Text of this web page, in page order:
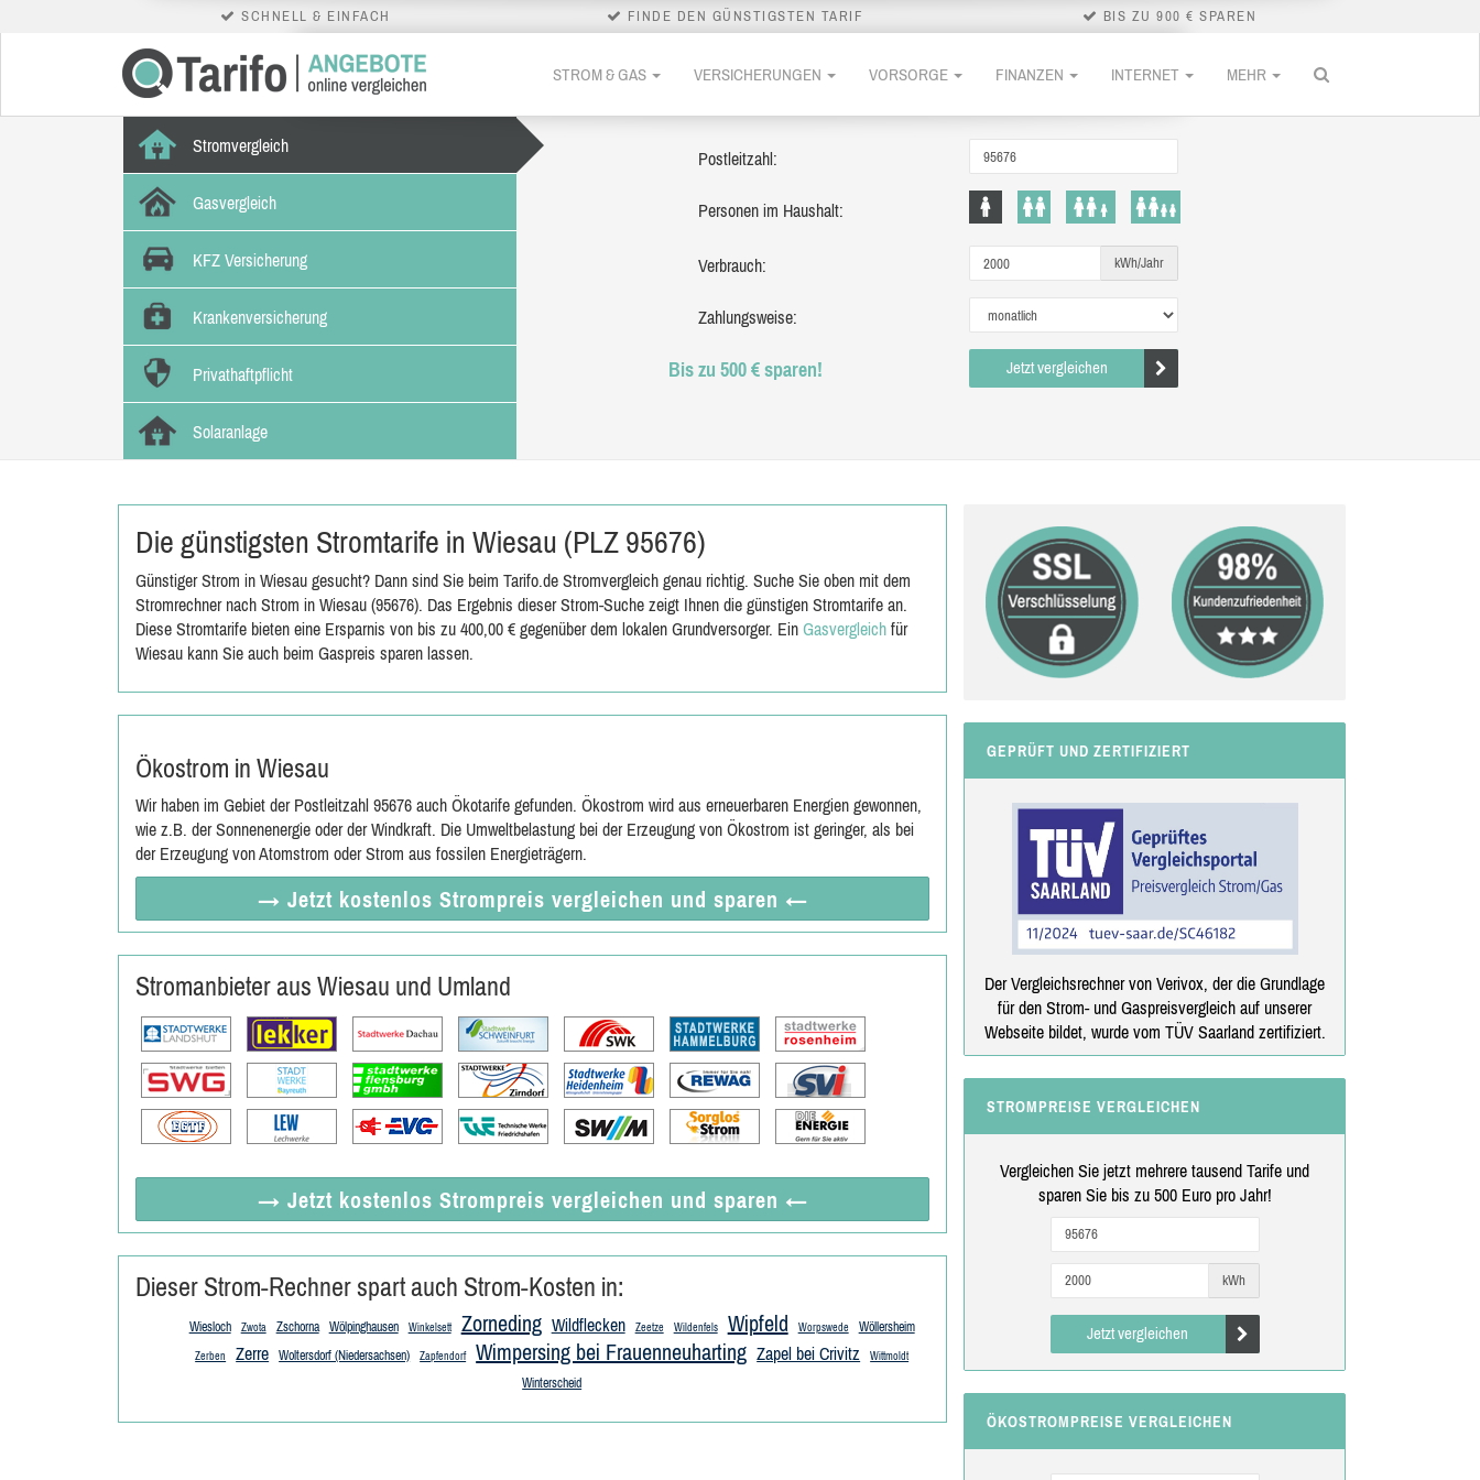
SCHNELL & EINFACH FINDE DEN GÜNSTIGSTEN TARIF BIS ZU 900 € SPAREN
STROM & GAS VERSICHERUNGEN VORSORGE FINANZEN INTERNET MEHR
Stromvergleich
Gasvergleich
KFZ Versicherung
Krankenversicherung
Privathaftpflicht
Solaranlage
Postleitzahl:
Personen im Haushalt:
Verbrauch: kWh/Jahr
Zahlungsweise:
Bis zu 500 € sparen! Jetzt vergleichen
Die günstigsten Stromtarife in Wiesau (PLZ 95676)
Günstiger Strom in Wiesau gesucht? Dann sind Sie beim Tarifo.de Stromvergleich genau richtig. Suche Sie oben mit dem
Stromrechner nach Strom in Wiesau (95676). Das Ergebnis dieser Strom-Suche zeigt Ihnen die günstigen Stromtarife an.
Diese Stromtarife bieten eine Ersparnis von bis zu 400,00 € gegenüber dem lokalen Grundversorger. Ein Gasvergleich für
Wiesau kann Sie auch beim Gaspreis sparen lassen.
Ökostrom in Wiesau
Wir haben im Gebiet der Postleitzahl 95676 auch Ökotarife gefunden. Ökostrom wird aus erneuerbaren Energien gewonnen,
wie z.B. der Sonnenenergie oder der Windkraft. Die Umweltbelastung bei der Erzeugung von Ökostrom ist geringer, als bei
der Erzeugung von Atomstrom oder Strom aus fossilen Energieträgern.
→ Jetzt kostenlos Strompreis vergleichen und sparen ←
Stromanbieter aus Wiesau und Umland
→ Jetzt kostenlos Strompreis vergleichen und sparen ←
Dieser Strom-Rechner spart auch Strom-Kosten in:
Wiesloch Zwota Zschorna Wölpinghausen Winkelsett Zorneding Wildflecken Zeetze Wildenfels Wipfeld Worpswede Wöllersheim
Zerben Zerre Woltersdorf (Niedersachsen) Zapfendorf Wimpersing bei Frauenneuharting Zapel bei Crivitz Wittmoldt
Winterscheid
GEPRÜFT UND ZERTIFIZIERT
Der Vergleichsrechner von Verivox, der die Grundlage
für den Strom- und Gaspreisvergleich auf unserer
Webseite bildet, wurde vom TÜV Saarland zertifiziert.
STROMPREISE VERGLEICHEN
Vergleichen Sie jetzt mehrere tausend Tarife und
sparen Sie bis zu 500 Euro pro Jahr!
kWh
Jetzt vergleichen
ÖKOSTROMPREISE VERGLEICHEN